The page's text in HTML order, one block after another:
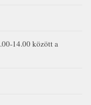
14.00 között a